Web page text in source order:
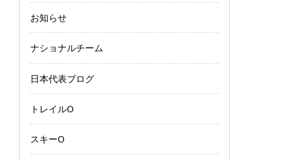
お知らせ
ナショナルチーム
日本代表ブログ
トレイルO
スキーO